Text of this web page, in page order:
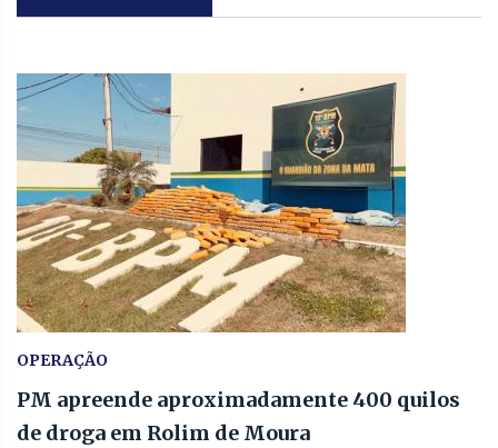
OPERAÇÃO
PM apreende aproximadamente 400 quilos
de droga em Rolim de Moura